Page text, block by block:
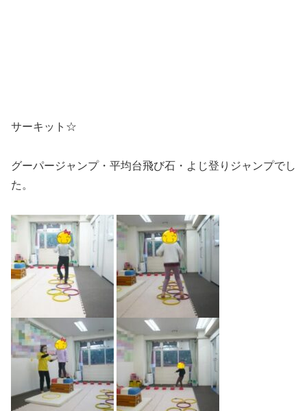
サーキット☆
グーパージャンプ・平均台飛び石・よじ登りジャンプでし
た。